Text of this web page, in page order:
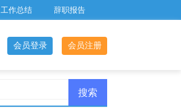
工作总结 辞职报告
会员登录 会员注册